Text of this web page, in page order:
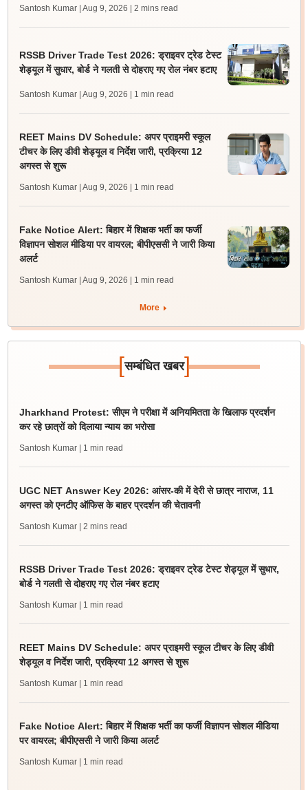
Santosh Kumar | Aug 9, 2026 | 2 mins read
RSSB Driver Trade Test 2026: ड्राइवर ट्रेड टेस्ट
शेड्यूल में सुधार, बोर्ड ने गलती से दोहराए गए रोल नंबर हटाए
Santosh Kumar | Aug 9, 2026 | 1 min read
REET Mains DV Schedule: अपर प्राइमरी स्कूल
टीचर के लिए डीवी शेड्यूल व निर्देश जारी, प्रक्रिया 12
अगस्त से शुरू
Santosh Kumar | Aug 9, 2026 | 1 min read
Fake Notice Alert: बिहार में शिक्षक भर्ती का फर्जी
विज्ञापन सोशल मीडिया पर वायरल; बीपीएससी ने जारी किया
अलर्ट
Santosh Kumar | Aug 9, 2026 | 1 min read
More
[सम्बंधित खबर]
Jharkhand Protest: सीएम ने परीक्षा में अनियमितता के खिलाफ प्रदर्शन
कर रहे छात्रों को दिलाया न्याय का भरोसा
Santosh Kumar | 1 min read
UGC NET Answer Key 2026: आंसर-की में देरी से छात्र नाराज, 11
अगस्त को एनटीए ऑफिस के बाहर प्रदर्शन की चेतावनी
Santosh Kumar | 2 mins read
RSSB Driver Trade Test 2026: ड्राइवर ट्रेड टेस्ट शेड्यूल में सुधार,
बोर्ड ने गलती से दोहराए गए रोल नंबर हटाए
Santosh Kumar | 1 min read
REET Mains DV Schedule: अपर प्राइमरी स्कूल टीचर के लिए डीवी
शेड्यूल व निर्देश जारी, प्रक्रिया 12 अगस्त से शुरू
Santosh Kumar | 1 min read
Fake Notice Alert: बिहार में शिक्षक भर्ती का फर्जी विज्ञापन सोशल मीडिया
पर वायरल; बीपीएससी ने जारी किया अलर्ट
Santosh Kumar | 1 min read